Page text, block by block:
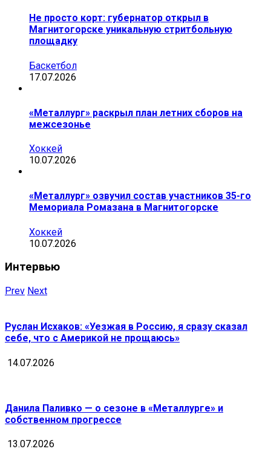
Не просто корт: губернатор открыл в
Магнитогорске уникальную стритбольную
площадку
Баскетбол
17.07.2026
«Металлург» раскрыл план летних сборов на
межсезонье
Хоккей
10.07.2026
«Металлург» озвучил состав участников 35-го
Мемориала Ромазана в Магнитогорске
Хоккей
10.07.2026
Интервью
Prev Next
Руслан Исхаков: «Уезжая в Россию, я сразу сказал
себе, что с Америкой не прощаюсь»
14.07.2026
Данила Паливко — о сезоне в «Металлурге» и
собственном прогрессе
13.07.2026